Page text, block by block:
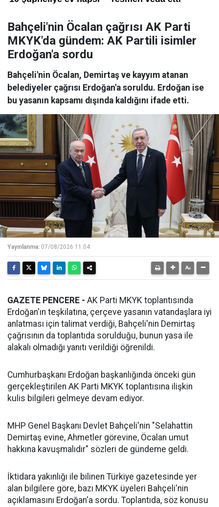
Bahçeli'nin Öcalan çağrısı AK Parti
MKYK'da gündem: AK Partili isimler
Erdoğan'a sordu
Bahçeli'nin Öcalan, Demirtaş ve kayyım atanan
belediyeler çağrısı Erdoğan'a soruldu. Erdoğan ise
bu yasanın kapsamı dışında kaldığını ifade etti.
Yayınlanma: 07/08/2026 11:04
GAZETE PENCERE - AK Parti MKYK toplantısında
Erdoğan'ın teşkilatına, çerçeve yasanın vatandaşlara iyi
anlatması için talimat verdiği, Bahçeli'nin Demirtaş
çağrısının da toplantıda sorulduğu, bunun yasa ile
alakalı olmadığı yanıtı verildiği öğrenildi.
Cumhurbaşkanı Erdoğan başkanlığında önceki gün
gerçekleştirilen AK Parti MKYK toplantısına ilişkin
kulis bilgileri gelmeye devam ediyor.
MHP Genel Başkanı Devlet Bahçeli'nin "Selahattin
Demirtaş evine, Ahmetler görevine, Öcalan umut
hakkına kavuşmalıdır" sözleri de gündeme geldi.
İktidara yakınlığı ile bilinen Türkiye gazetesinde yer
alan bilgilere göre, bazı MKYK üyeleri Bahçeli'nin
açıklamasını Erdoğan'a sordu. Toplantıda, söz konusu